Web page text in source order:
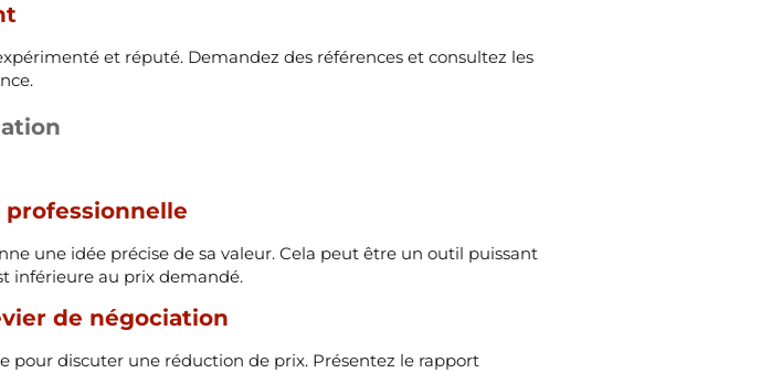
et réputé. Demandez des références et consultez les
professionnelle
une idée précise de sa valeur. Cela peut être un outil puissant
inférieure au prix demandé.
de négociation
pour discuter une réduction de prix. Présentez le rapport